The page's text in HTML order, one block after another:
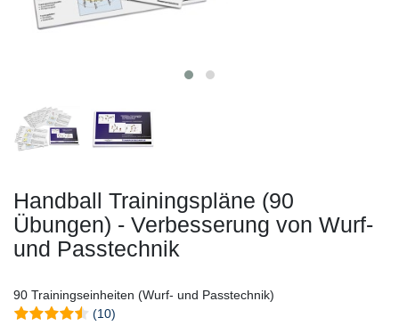
Handball Trainingspläne (90
Übungen) - Verbesserung von Wurf-
und Passtechnik
90 Trainingseinheiten (Wurf- und Passtechnik)
(10)